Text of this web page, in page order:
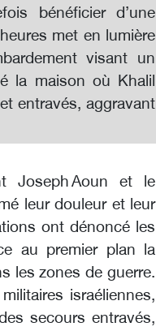
bénéficier d’une
met en lumière
visant un
la maison où Khalil
entravés, aggravant
Joseph Aoun et le
leur douleur et leur
ont dénoncé les
au premier plan la
les zones de guerre.
israéliennes,
secours entravés,